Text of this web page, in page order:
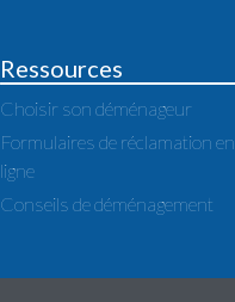
Ressources
Choisir son déménageur
Formulaires de réclamation en
ligne
Conseils de déménagement